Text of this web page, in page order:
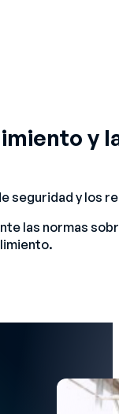
y
seguridad y los
las normas